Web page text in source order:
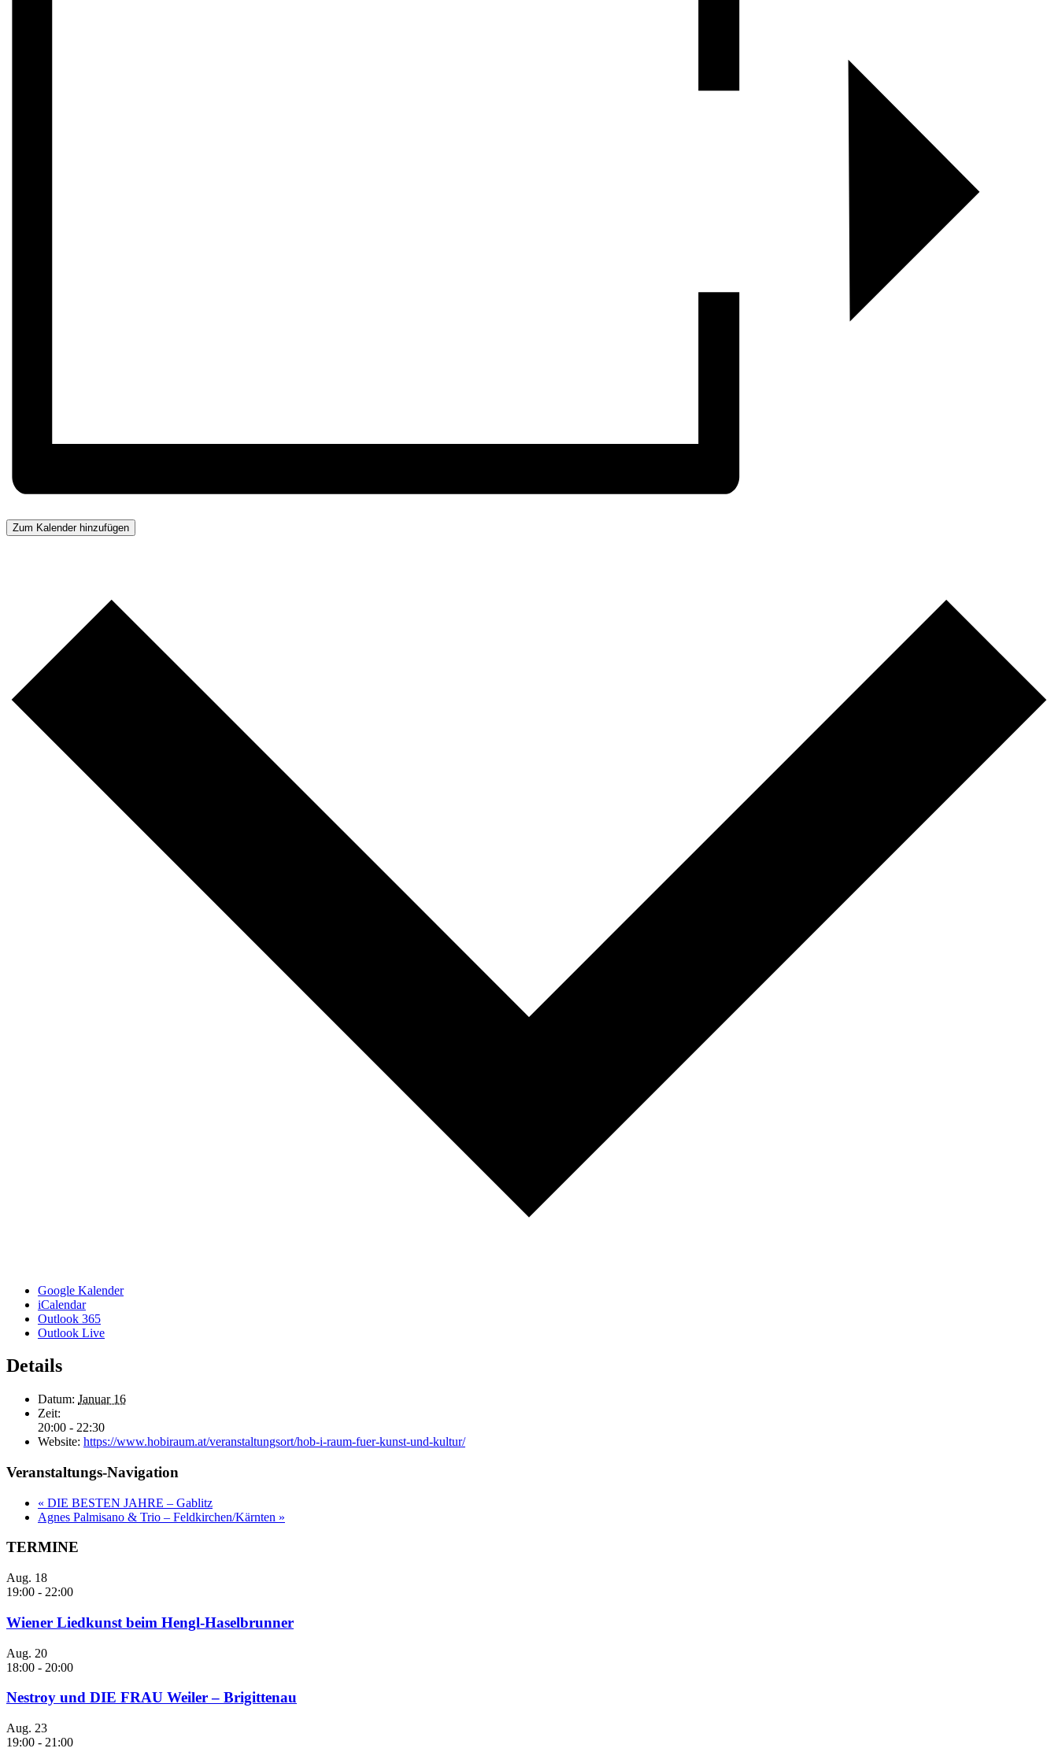
Zum Kalender hinzufügen
Google Kalender
iCalendar
Outlook 365
Outlook Live
Details
Datum: Januar 16
Zeit:
20:00 - 22:30
Website: https://www.hobiraum.at/veranstaltungsort/hob-i-raum-fuer-kunst-und-kultur/
Veranstaltungs-Navigation
« DIE BESTEN JAHRE – Gablitz
Agnes Palmisano & Trio – Feldkirchen/Kärnten »
TERMINE
Aug. 18
19:00 - 22:00
Wiener Liedkunst beim Hengl-Haselbrunner
Aug. 20
18:00 - 20:00
Nestroy und DIE FRAU Weiler – Brigittenau
Aug. 23
19:00 - 21:00